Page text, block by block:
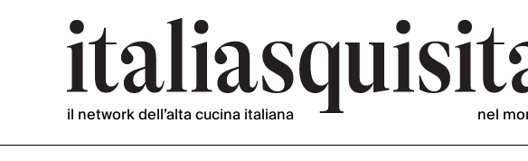
il network dell’alta cucina italiana nel